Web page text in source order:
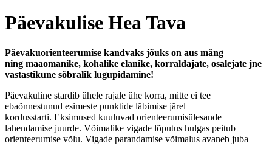
Päevakulise Hea Tava
Päevakuorienteerumise kandvaks jõuks on aus mäng
ning maaomanike, kohalike elanike, korraldajate, osalejate jne
vastastikune sõbralik lugupidamine!
Päevakuline stardib ühele rajale ühe korra, mitte ei tee
ebaõnnestunud esimeste punktide läbimise järel
kordusstarti. Eksimused kuuluvad orienteerumisülesande
lahendamise juurde. Võimalike vigade lõputus hulgas peitub
orienteerumise võlu. Vigade parandamise võimalus avaneb juba